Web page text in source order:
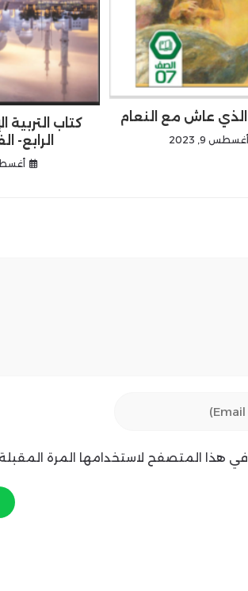
كتاب
الرابع-
أغسطس
الذي عاش مع النعام
أغسطس 9, 2023
في هذا المتصفح لاستخدامها المرة